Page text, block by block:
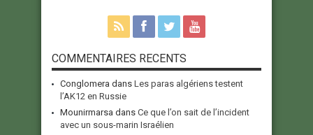
COMMENTAIRES RECENTS
Conglomera dans Les paras algériens testent
l’AK12 en Russie
Mounirmarsa dans Ce que l’on sait de l’incident
avec un sous-marin Israélien